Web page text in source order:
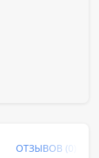
ОТЗЫВОВ (0)